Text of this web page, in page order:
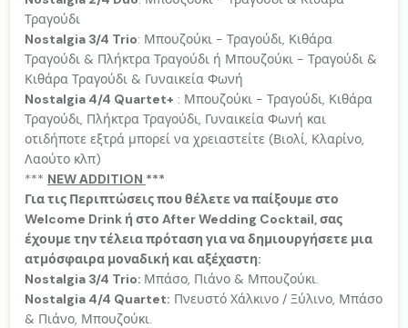
Τραγούδι
Nostalgia 3/4 Trio: Μπουζούκι - Τραγούδι, Κιθάρα
Τραγούδι & Πλήκτρα Τραγούδι ή Μπουζούκι - Τραγούδι &
Κιθάρα Τραγούδι & Γυναικεία Φωνή
Nostalgia 4/4 Quartet+ : Μπουζούκι - Τραγούδι, Κιθάρα
Τραγούδι, Πλήκτρα Τραγούδι, Γυναικεία Φωνή και
οτιδήποτε εξτρά μπορεί να χρειαστείτε (Βιολί, Κλαρίνο,
Λαούτο κλπ)
*** NEW ΑDDITION ***
Για τις Περιπτώσεις που θέλετε να παίξουμε στο
Welcome Drink ή στο After Wedding Cocktail, σας
έχουμε την τέλεια πρόταση για να δημιουργήσετε μια
ατμόσφαιρα μοναδική και αξέχαστη:
Nostalgia 3/4 Trio: Μπάσο, Πιάνο & Μπουζούκι.
Nostalgia 4/4 Quartet: Πνευστό Χάλκινο / Ξύλινο, Μπάσο
& Πιάνο, Μπουζούκι.